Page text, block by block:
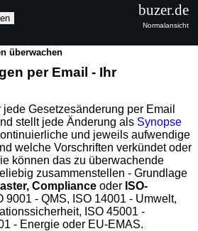
überwachen
per Email - Ihr
Gesetzesänderung per Email
stellt jede Änderung als Synopse
und jeweils aufwendige
welche Vorschriften verkündet oder
können das zu überwachende
zusammenstellen - Grundlage
Compliance oder ISO-
9001 - QMS, ISO 14001 - Umwelt,
ISO 45001 -
- Energie oder EU-EMAS.
buzer.de
Normalansicht